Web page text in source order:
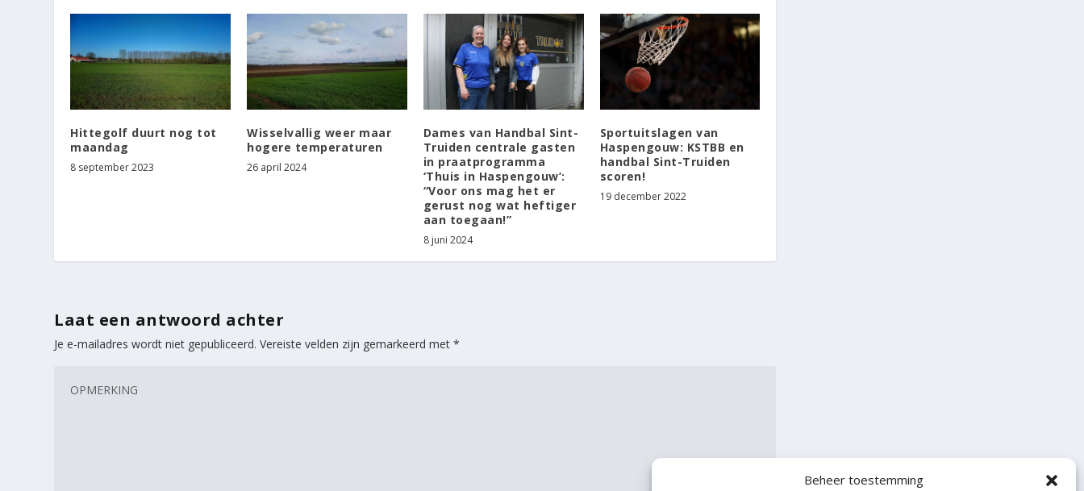
Beheer toestemming
Hittegolf duurt nog tot
maandag
8 september 2023
Wisselvallig weer maar
hogere temperaturen
26 april 2024
Dames van Handbal Sint-
Truiden centrale gasten
in praatprogramma
‘Thuis in Haspengouw’:
“Voor ons mag het er
gerust nog wat heftiger
aan toegaan!”
8 juni 2024
Sportuitslagen van
Haspengouw: KSTBB en
handbal Sint-Truiden
scoren!
19 december 2022
Laat een antwoord achter
Je e-mailadres wordt niet gepubliceerd. Vereiste velden zijn gemarkeerd met*